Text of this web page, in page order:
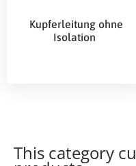
Kupferleitung ohne
Isolation
This category